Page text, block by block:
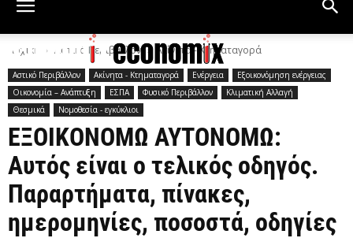
Αρχική Αστικό Περιβάλλον Ακίνητα - Κτηματαγορά
Αστικό Περιβάλλον Ακίνητα - Κτηματαγορά Ενέργεια
Εξοικονόμηση ενέργειας
Οικονομία – Ανάπτυξη
ΕΣΠΑ Φυσικό Περιβάλλον
Κλιματική Αλλαγή
Θεσμικά
Νομοθεσία - εγκύκλιοι
ΕΞΟΙΚΟΝΟΜΩ ΑΥΤΟΝΟΜΩ:
Αυτός είναι ο τελικός οδηγός.
Παραρτήματα, πίνακες,
ημερομηνίες, ποσοστά, οδηγίες